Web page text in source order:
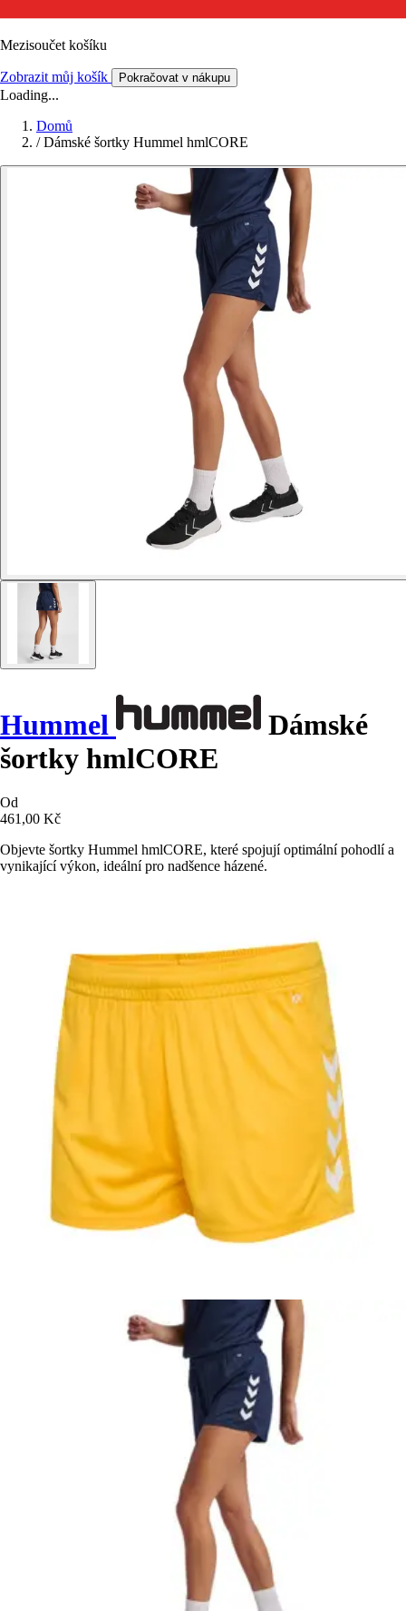
Mezisoučet košíku
Zobrazit můj košík Pokračovat v nákupu
Loading...
Domů
/ Dámské šortky Hummel hmlCORE
Hummel
Dámské
šortky hmlCORE
Od
461,00 Kč
Objevte šortky Hummel hmlCORE, které spojují optimální pohodlí a
vynikající výkon, ideální pro nadšence házené.